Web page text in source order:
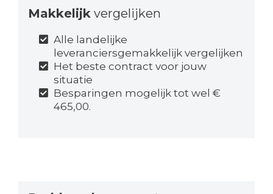
Makkelijk vergelijken
Alle landelijke
leveranciersgemakkelijk vergelijken
Het beste contract voor jouw
situatie
Besparingen mogelijk tot wel €
465,00.